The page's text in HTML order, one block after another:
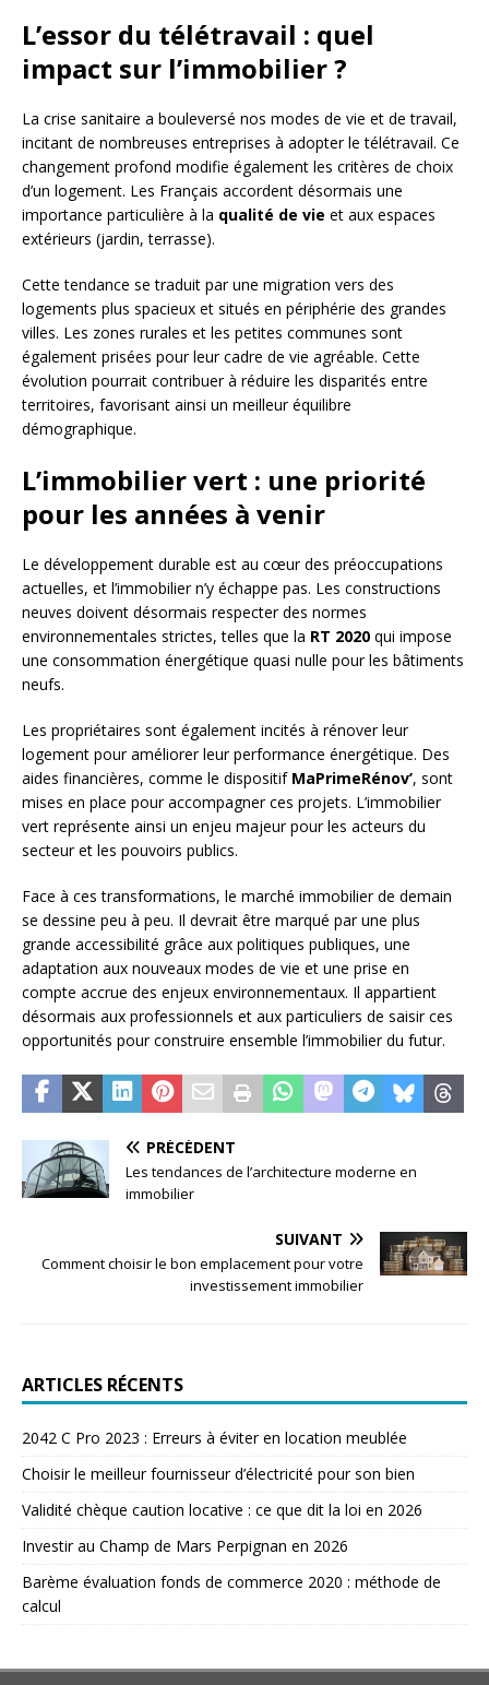
L’essor du télétravail : quel
impact sur l’immobilier ?
La crise sanitaire a bouleversé nos modes de vie et de travail,
incitant de nombreuses entreprises à adopter le télétravail. Ce
changement profond modifie également les critères de choix
d’un logement. Les Français accordent désormais une
importance particulière à la qualité de vie et aux espaces
extérieurs (jardin, terrasse).
Cette tendance se traduit par une migration vers des
logements plus spacieux et situés en périphérie des grandes
villes. Les zones rurales et les petites communes sont
également prisées pour leur cadre de vie agréable. Cette
évolution pourrait contribuer à réduire les disparités entre
territoires, favorisant ainsi un meilleur équilibre
démographique.
L’immobilier vert : une priorité
pour les années à venir
Le développement durable est au cœur des préoccupations
actuelles, et l’immobilier n’y échappe pas. Les constructions
neuves doivent désormais respecter des normes
environnementales strictes, telles que la RT 2020 qui impose
une consommation énergétique quasi nulle pour les bâtiments
neufs.
Les propriétaires sont également incités à rénover leur
logement pour améliorer leur performance énergétique. Des
aides financières, comme le dispositif MaPrimeRénov’, sont
mises en place pour accompagner ces projets. L’immobilier
vert représente ainsi un enjeu majeur pour les acteurs du
secteur et les pouvoirs publics.
Face à ces transformations, le marché immobilier de demain
se dessine peu à peu. Il devrait être marqué par une plus
grande accessibilité grâce aux politiques publiques, une
adaptation aux nouveaux modes de vie et une prise en
compte accrue des enjeux environnementaux. Il appartient
désormais aux professionnels et aux particuliers de saisir ces
opportunités pour construire ensemble l’immobilier du futur.
PRÉCÉDENT
Les tendances de l’architecture moderne en
immobilier
SUIVANT
Comment choisir le bon emplacement pour votre
investissement immobilier
ARTICLES RÉCENTS
2042 C Pro 2023 : Erreurs à éviter en location meublée
Choisir le meilleur fournisseur d’électricité pour son bien
Validité chèque caution locative : ce que dit la loi en 2026
Investir au Champ de Mars Perpignan en 2026
Barème évaluation fonds de commerce 2020 : méthode de
calcul